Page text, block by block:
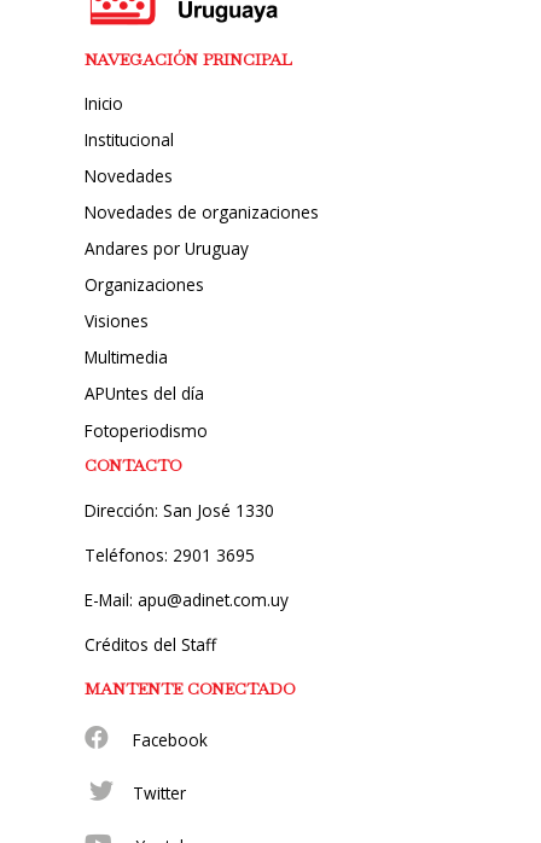
NAVEGACIÓN PRINCIPAL
Inicio
Institucional
Novedades
Novedades de organizaciones
Andares por Uruguay
Organizaciones
Visiones
Multimedia
APUntes del día
Fotoperiodismo
CONTACTO
Dirección: San José 1330
Teléfonos: 2901 3695
E-Mail: apu@adinet.com.uy
Créditos del Staff
MANTENTE CONECTADO
Facebook
Twitter